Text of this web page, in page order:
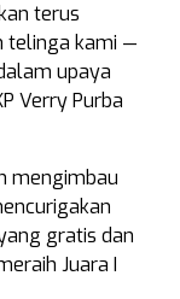
terus
telinga kami —
upaya
Verry Purba
mengimbau
gratis dan
Juara I